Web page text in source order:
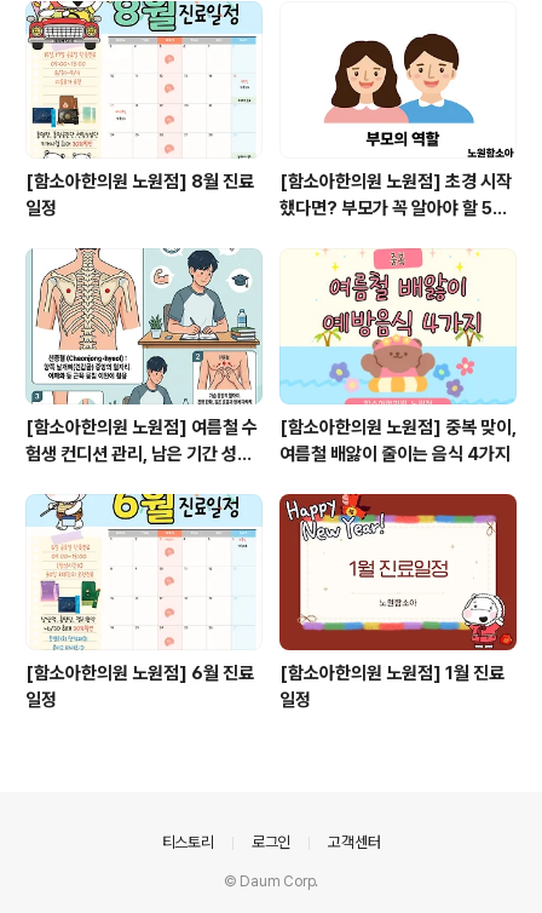
[함소아한의원 노원점] 8월 진료
일정
[함소아한의원 노원점] 초경 시작
했다면? 부모가 꼭 알아야 할 5가
[함소아한의원 노원점] 여름철 수
험생 컨디션 관리, 남은 기간 성적
[함소아한의원 노원점] 중복 맞이,
여름철 배앓이 줄이는 음식 4가지
[함소아한의원 노원점] 6월 진료
일정
[함소아한의원 노원점] 1월 진료
일정
티스토리 로그인 고객센터
© Daum Corp.